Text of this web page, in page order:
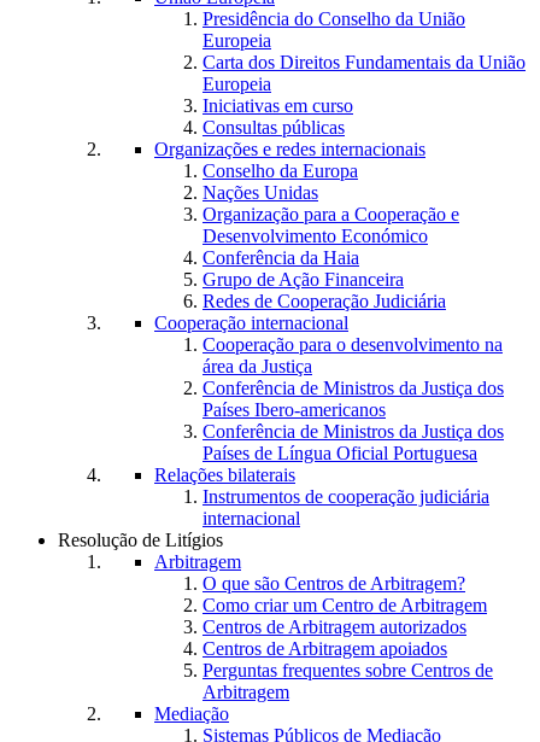
Presidência do Conselho da União
Europeia
Carta dos Direitos Fundamentais da União
Europeia
Iniciativas em curso
Consultas públicas
Organizações e redes internacionais
Conselho da Europa
Nações Unidas
Organização para a Cooperação e
Desenvolvimento Económico
Conferência da Haia
Grupo de Ação Financeira
Redes de Cooperação Judiciária
Cooperação internacional
Cooperação para o desenvolvimento na
área da Justiça
Conferência de Ministros da Justiça dos
Países Ibero-americanos
Conferência de Ministros da Justiça dos
Países de Língua Oficial Portuguesa
Relações bilaterais
Instrumentos de cooperação judiciária
internacional
Resolução de Litígios
Arbitragem
O que são Centros de Arbitragem?
Como criar um Centro de Arbitragem
Centros de Arbitragem autorizados
Centros de Arbitragem apoiados
Perguntas frequentes sobre Centros de
Arbitragem
Mediação
Sistemas Públicos de Mediação